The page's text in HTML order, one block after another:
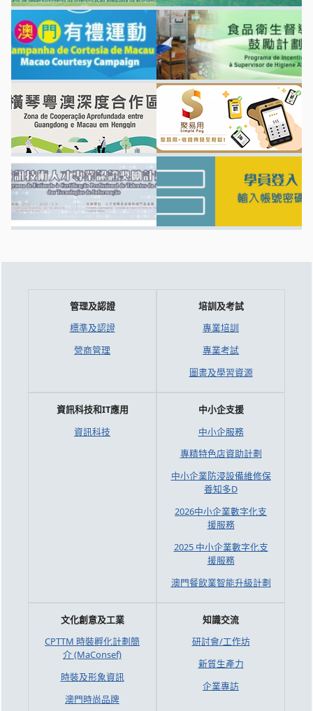
管理及認證
標準及認證
營商管理
培訓及考試
專業培訓
專業考試
圖書及學習資源
資訊科技和IT應用
資訊科技
中小企支援
中小企服務
專精特色店資助計劃
中小企業防浸設備維修保
養知多D
2026中小企業數字化支
援服務
2025 中小企業數字化支
援服務
澳門餐飲業智能升級計劃
文化創意及工業
CPTTM 時裝孵化計劃簡
介 (MaConsef)
時裝及形象資訊
澳門時尚品牌
知識交流
研討會/工作坊
新質生產力
企業專訪